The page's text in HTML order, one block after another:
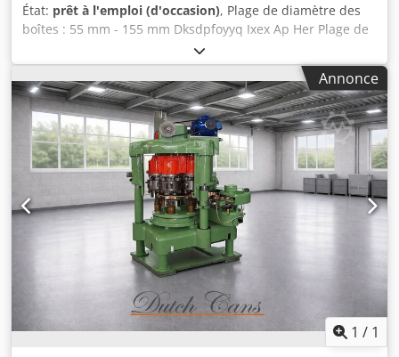
État: prêt à l'emploi (d'occasion), Plage de diamètre des
boîtes : 55 mm - 155 mm Dksdpfoyyq Ixex Ap Her Plage de
hauteur des boîtes : jusqu'à 150 mm Capacité : jusqu'à 60
boîtes par minute
Annonce
1 / 1